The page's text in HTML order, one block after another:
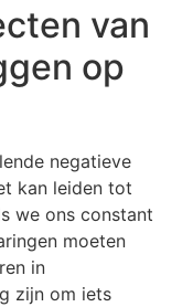
van
op
negatieve
kan leiden tot
we ons constant
moeten
in
zijn om iets